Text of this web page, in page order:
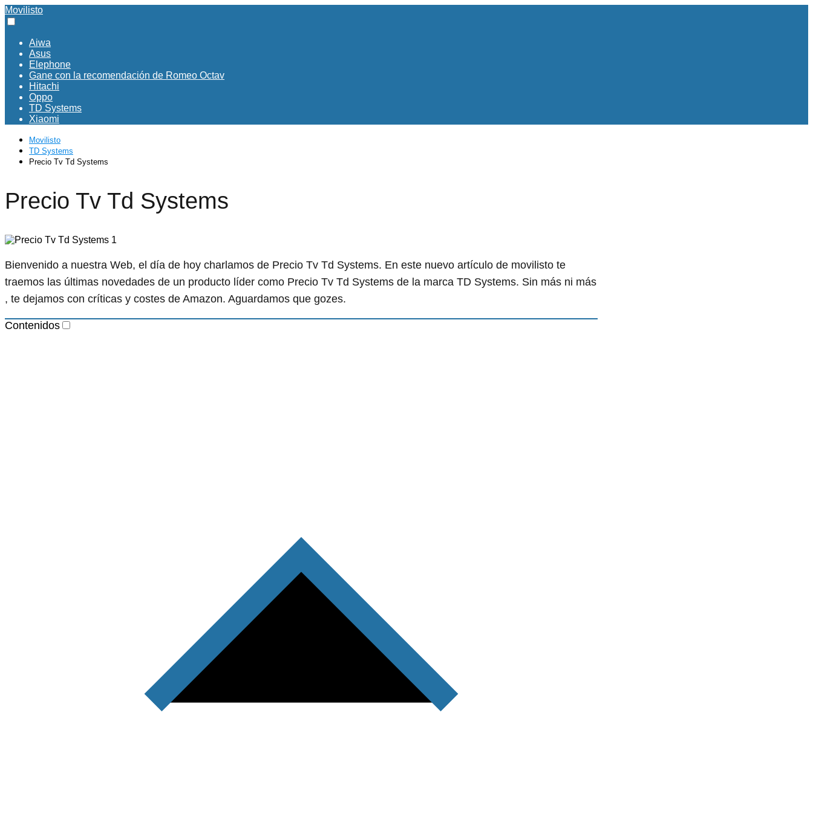
Movilisto
Aiwa
Asus
Elephone
Gane con la recomendación de Romeo Octav
Hitachi
Oppo
TD Systems
Xiaomi
Movilisto
TD Systems
Precio Tv Td Systems
Precio Tv Td Systems
Bienvenido a nuestra Web, el día de hoy charlamos de Precio Tv Td Systems. En este nuevo artículo de movilisto te
traemos las últimas novedades de un producto líder como Precio Tv Td Systems de la marca TD Systems. Sin más ni más
, te dejamos con críticas y costes de Amazon. Aguardamos que gozes.
Contenidos